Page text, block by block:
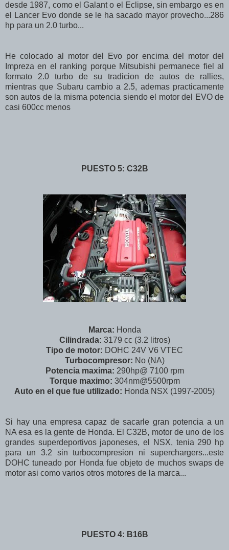
desde 1987, como el Galant o el Eclipse, sin embargo es en
el Lancer Evo donde se le ha sacado mayor provecho...286
hp para un 2.0 turbo...
He colocado al motor del Evo por encima del motor del
Impreza en el ranking porque Mitsubishi permanece fiel al
formato 2.0 turbo de su tradicion de autos de rallies,
mientras que Subaru cambio a 2.5, ademas practicamente
son autos de la misma potencia siendo el motor del EVO de
casi 600cc menos
PUESTO 5: C32B
Marca: Honda
Cilindrada: 3179 cc (3.2 litros)
Tipo de motor: DOHC 24V V6 VTEC
Turbocompresor: No (NA)
Potencia maxima: 290hp@ 7100 rpm
Torque maximo: 304nm@5500rpm
Auto en el que fue utilizado: Honda NSX (1997-2005)
Si hay una empresa capaz de sacarle gran potencia a un
NA esa es la gente de Honda. El C32B, motor de uno de los
grandes superdeportivos japoneses, el NSX, tenia 290 hp
para un 3.2 sin turbocompresion ni superchargers...este
DOHC tuneado por Honda fue objeto de muchos swaps de
motor asi como varios otros motores de la marca...
PUESTO 4: B16B